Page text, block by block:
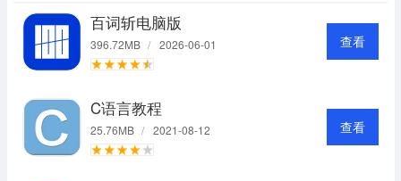
百词斩电脑版
396.72MB / 2026-06-01 查看
C语言教程
25.76MB / 2021-08-12 查看